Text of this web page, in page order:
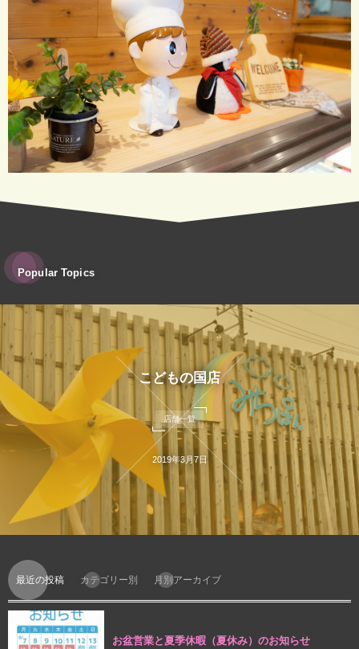
Popular Topics
こどもの国店
店舗一覧
2019年3月7日
最近の投稿 カテゴリー別 月別アーカイブ
お盆営業と夏季休暇（夏休み）のお知らせ